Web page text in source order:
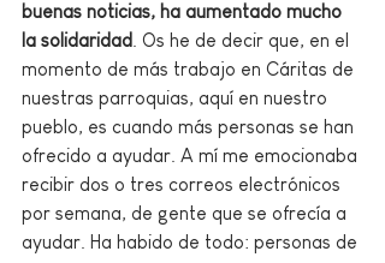
buenas noticias, ha aumentado mucho
la solidaridad
. Os he de decir que, en el
momento de más trabajo en Cáritas de
nuestras parroquias, aquí en nuestro
pueblo, es cuando más personas se han
ofrecido a ayudar. A mí me emocionaba
recibir dos o tres correos electrónicos
por semana, de gente que se ofrecía a
ayudar. Ha habido de todo: personas de